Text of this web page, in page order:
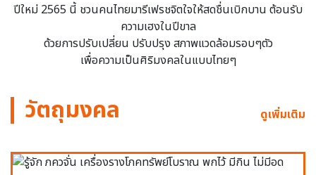
ปีใหม่ 2565 นี้ ชวนคนไทยมารีเฟรชจิตใจให้สดชื่นเบิกบาน ต้อนรับ
ความเฮงในปีขาล
ด้วยการปรับเปลี่ยน ปรับปรุง สภาพแวดล้อมรอบๆตัว
เพื่อความเป็นศิริมงคลในแบบไทยๆ
วัตถุมงคล ดูเพิ่มเติม